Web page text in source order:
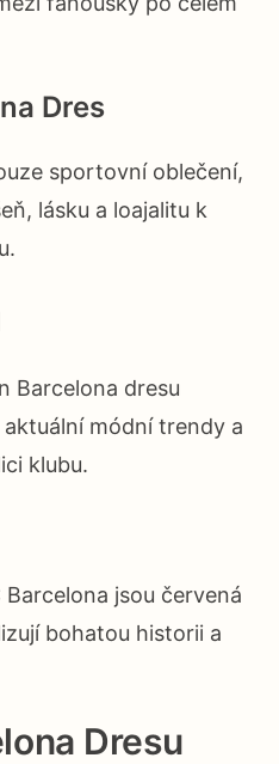
Dres
sportovní oblečení,
lásku a loajalitu k
Barcelona dresu
módní trendy a
klubu.
jsou červená
bohatou historii a
Dresu